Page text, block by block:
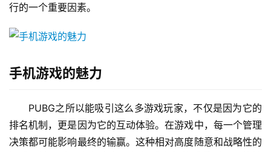
行的一个重要因素。
手机游戏的魅力
PUBG之所以能吸引这么多游戏玩家，不仅是因为它的
排名机制，更是因为它的互动体验。在游戏中，每一个管理
决策都可能影响最终的输赢。这种相对高度随意和战略性的